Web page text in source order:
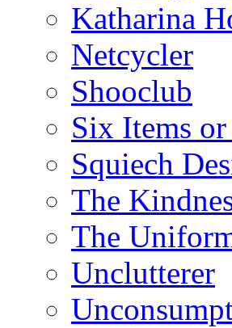
Katharina
Netcycler
Shooclub
Six Items or
Squiech
The
The
Unclutterer